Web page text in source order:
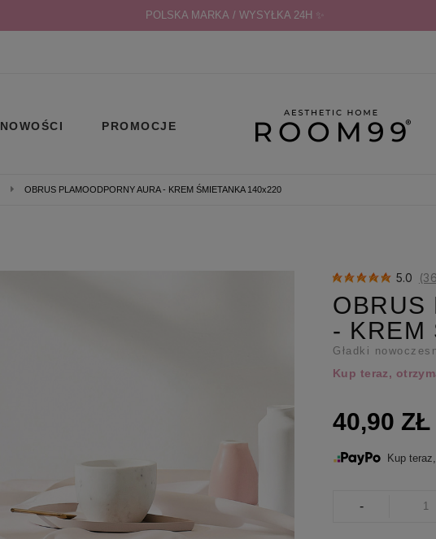
POLSKA MARKA / WYSYŁKA 24H ✨
NOWOŚCI PROMOCJE
OBRUS PLAMOODPORNY AURA - KREM ŚMIETANKA 140x220
5.0
OBRUS
- KREM
Gładki
Kup teraz,
40,90 ZŁ
Kup
-